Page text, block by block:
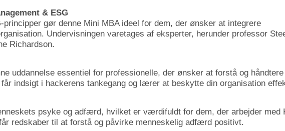
& ESG
principper gør denne Mini MBA ideel for dem, der ønsker at integrere
Undervisningen varetages af eksperter, herunder professor
Richardson.
uddannelse essentiel for professionelle, der ønsker at forstå og håndtere
får indsigt i hackerens tankegang og lærer at beskytte din organisation
psyke og adfærd, hvilket er værdifuldt for dem, der arbejder med
redskaber til at forstå og påvirke menneskelig adfærd positivt.